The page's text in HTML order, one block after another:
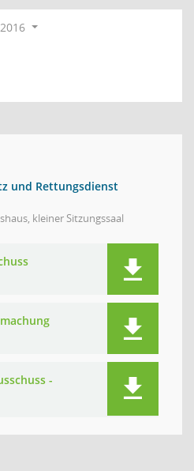
2016
und Rettungsdienst
kleiner Sitzungssaal
-